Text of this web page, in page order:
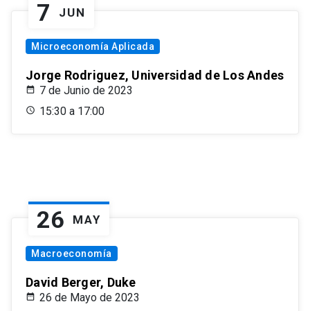
7 JUN
Microeconomía Aplicada
Jorge Rodriguez, Universidad de Los Andes
7 de Junio de 2023
15:30 a 17:00
26 MAY
Macroeconomía
David Berger, Duke
26 de Mayo de 2023